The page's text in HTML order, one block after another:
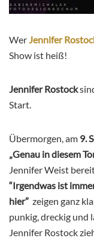
Wer Jennifer
Show ist heiß!
Jennifer Rostock
Start.
Übermorgen, am 9.
„Genau in diesem
Jennifer Weist
“Irgendwas ist
hier” zeigen ganz
punkig, dreckig und
Jennifer Rostock